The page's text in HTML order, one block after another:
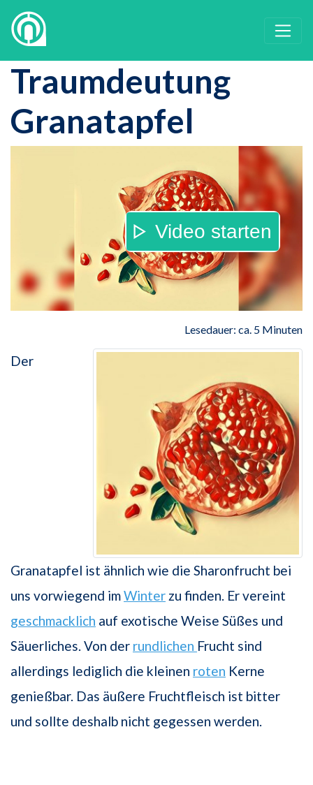
Traumdeutung
Granatapfel
Video starten
Lesedauer: ca. 5 Minuten
Der
Granatapfel ist ähnlich wie die Sharonfrucht bei
uns vorwiegend imWinter zu finden. Er vereint
geschmacklich auf exotische Weise Süßes und
Säuerliches. Von der rundlichen Frucht sind
allerdings lediglich die kleinen roten Kerne
genießbar. Das äußere Fruchtfleisch ist bitter
und sollte deshalb nicht gegessen werden.